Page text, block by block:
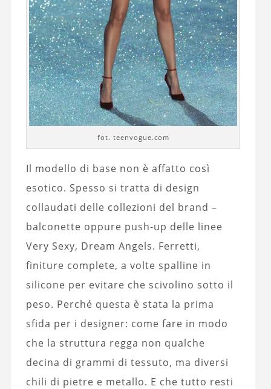
fot. teenvogue.com
Il modello di base non è affatto così
esotico. Spesso si tratta di design
collaudati delle collezioni del brand –
balconette oppure push-up delle linee
Very Sexy, Dream Angels. Ferretti,
finiture complete, a volte spalline in
silicone per evitare che scivolino sotto il
peso. Perché questa è stata la prima
sfida per i designer: come fare in modo
che la struttura regga non qualche
decina di grammi di tessuto, ma diversi
chili di pietre e metallo. E che tutto resti